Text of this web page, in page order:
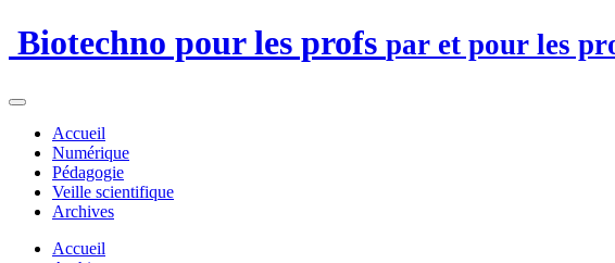
Biotechno pour les profs par et pour les
Accueil
Numérique
Pédagogie
Veille scientifique
Archives
Accueil